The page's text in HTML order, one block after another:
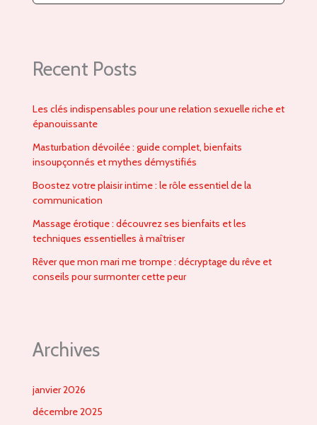
Recent Posts
Les clés indispensables pour une relation sexuelle riche et
épanouissante
Masturbation dévoilée : guide complet, bienfaits
insoupçonnés et mythes démystifiés
Boostez votre plaisir intime : le rôle essentiel de la
communication
Massage érotique : découvrez ses bienfaits et les
techniques essentielles à maîtriser
Rêver que mon mari me trompe : décryptage du rêve et
conseils pour surmonter cette peur
Archives
janvier 2026
décembre 2025